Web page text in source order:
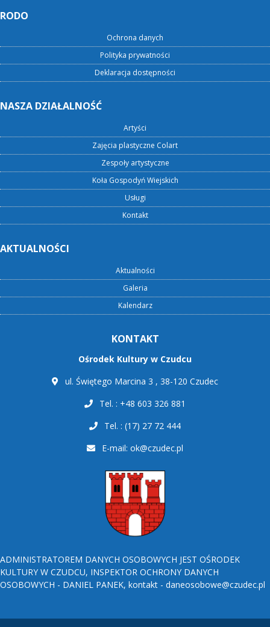
RODO
Ochrona danych
Polityka prywatności
Deklaracja dostępności
NASZA DZIAŁALNOŚĆ
Artyści
Zajęcia plastyczne Colart
Zespoły artystyczne
Koła Gospodyń Wiejskich
Usługi
Kontakt
AKTUALNOŚCI
Aktualności
Galeria
Kalendarz
KONTAKT
Ośrodek Kultury w Czudcu
ul. Świętego Marcina 3 , 38-120 Czudec
Tel. : +48 603 326 881
Tel. : (17) 27 72 444
E-mail: ok@czudec.pl
ADMINISTRATOREM DANYCH OSOBOWYCH JEST OŚRODEK
KULTURY W CZUDCU, INSPEKTOR OCHRONY DANYCH
OSOBOWYCH - DANIEL PANEK, kontakt - daneosobowe@czudec.pl